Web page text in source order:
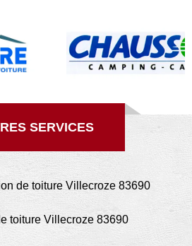
SERVICES
de toiture Villecroze 83690
toiture Villecroze 83690